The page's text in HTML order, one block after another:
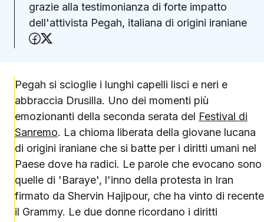
grazie alla testimonianza di forte impatto
dell'attivista Pegah, italiana di origini iraniane
Condividi su Facebook
Pegah si scioglie i lunghi capelli lisci e neri e
abbraccia Drusilla. Uno dei momenti più
emozionanti della seconda serata del Festival di
Sanremo. La chioma liberata della giovane lucana
di origini iraniane che si batte per i diritti umani nel
Paese dove ha radici. Le parole che evocano sono
quelle di 'Baraye', l'inno della protesta in Iran
firmato da Shervin Hajipour, che ha vinto di recente
il Grammy. Le due donne ricordano i diritti